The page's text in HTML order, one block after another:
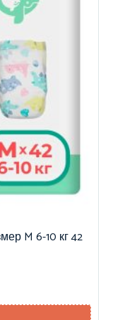
M 6-10 кг 42